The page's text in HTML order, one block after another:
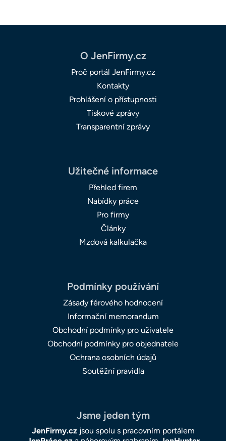
O JenFirmy.cz
Proč portál JenFirmy.cz
Kontakty
Prohlášení o přístupnosti
Tiskové zprávy
Transparentní zprávy
Užitečné informace
Přehled firem
Nabídky práce
Pro firmy
Články
Mzdová kalkulačka
Podmínky používání
Zásady férového hodnocení
Informační memorandum
Obchodní podmínky pro uživatele
Obchodní podmínky pro objednatele
Ochrana osobních údajů
Soutěžní pravidla
Jsme jeden tým
JenFirmy.czjsou spolu s pracovním portálem